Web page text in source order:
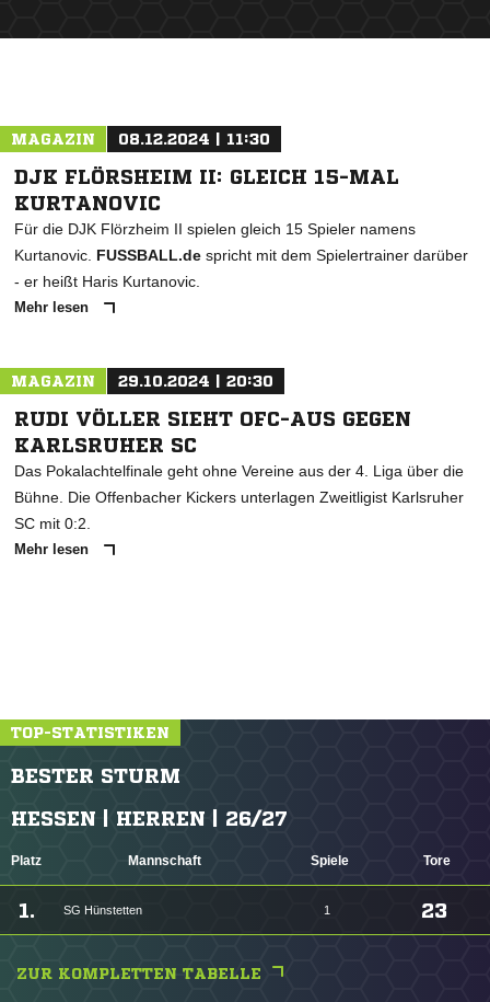
MAGAZIN 08.12.2024 | 11:30
DJK FLÖRSHEIM II: GLEICH 15-MAL
KURTANOVIC
Für die DJK Flörzheim II spielen gleich 15 Spieler namens
Kurtanovic. FUSSBALL.de spricht mit dem Spielertrainer darüber
- er heißt Haris Kurtanovic.
Mehr lesen
MAGAZIN 29.10.2024 | 20:30
RUDI VÖLLER SIEHT OFC-AUS GEGEN
KARLSRUHER SC
Das Pokalachtelfinale geht ohne Vereine aus der 4. Liga über die
Bühne. Die Offenbacher Kickers unterlagen Zweitligist Karlsruher
SC mit 0:2.
Mehr lesen
TOP-STATISTIKEN
BESTER STURM
HESSEN | HERREN | 26/27
Platz Mannschaft Spiele Tore
1. SG Hünstetten 1 23
ZUR KOMPLETTEN TABELLE